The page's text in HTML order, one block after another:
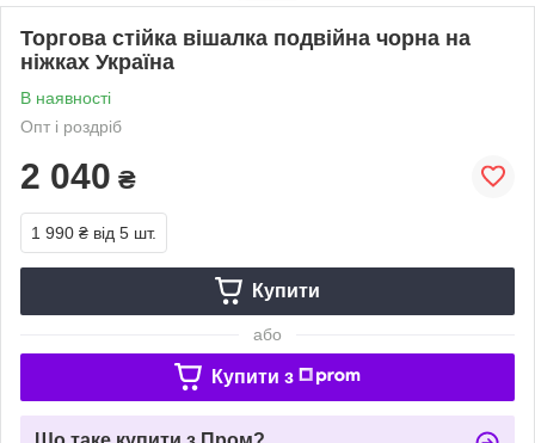
Торгова стійка вішалка подвійна чорна на
ніжках Україна
В наявності
Опт і роздріб
2 040 ₴
1 990 ₴ від 5 шт.
Купити
або
Купити з